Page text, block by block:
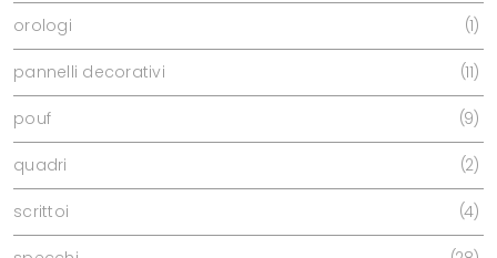
orologi 1
pannelli decorativi 11
pouf 9
quadri 2
scrittoi 4